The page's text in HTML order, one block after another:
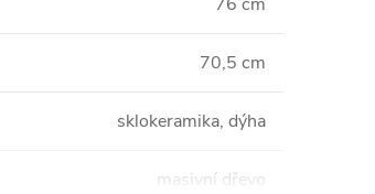
70,5 cm
sklokeramika, dýha
masivní dřevo